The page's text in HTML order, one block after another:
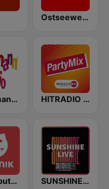
Ostseewelle Hit-Radio 105.6
Ballermann Radio HITRADIO RTL PartyMix
MDR Sputnik SUNSHINE LIVE